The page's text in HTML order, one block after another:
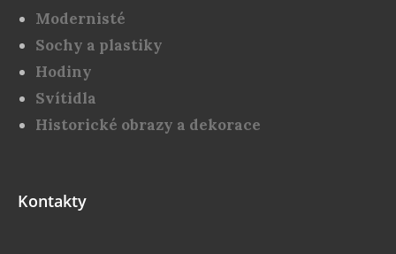
Modernisté
Sochy a plastiky
Hodiny
Svítidla
Historické obrazy a dekorace
Kontakty